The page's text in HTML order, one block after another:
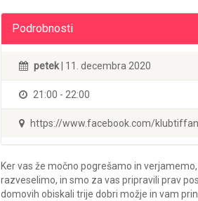
Podrobnosti
petek | 11. decembra 2020
21:00 - 22:00
https://www.facebook.com/
Ker vas že močno pogrešamo in
razveselimo, in smo za vas pripravili prav
domovih obiskali trije dobri možje in vam